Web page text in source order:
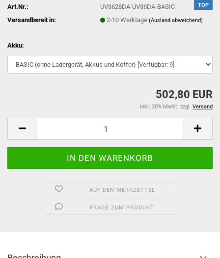
TOP
Art.Nr.:
UV3628DA-UV36DA-BASIC
Versandbereit in:
2-10 Werktage(Ausland abweichend)
Akku:
502,80 EUR
inkl. 20% MwSt. zzgl. Versand
AUF DEN MERKZETTEL
FRAGE ZUM PRODUKT